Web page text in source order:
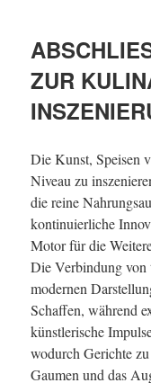
UR
Die Kunst, Speisen
Niveau zu
die reine
kontinuierliche
Motor für die
Die Verbindung von
modernen
Schaffen, während
künstlerische
wodurch Gerichte
Gaumen und das